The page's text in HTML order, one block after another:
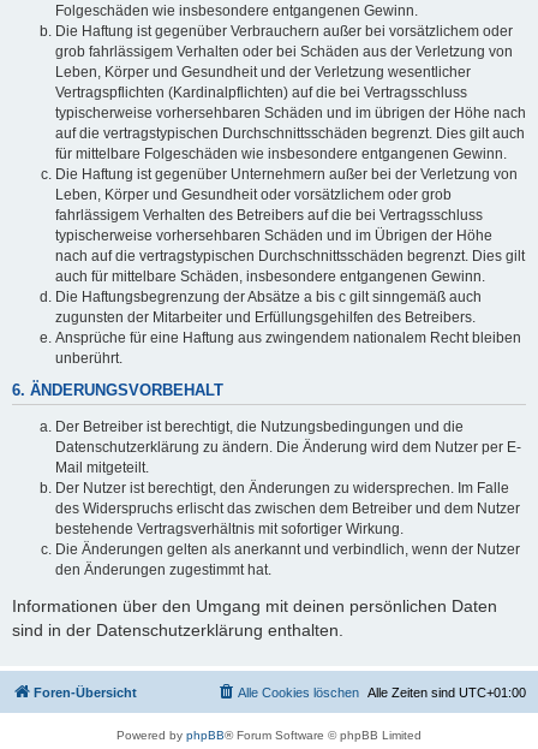
Folgeschäden wie insbesondere entgangenen Gewinn.
Die Haftung ist gegenüber Verbrauchern außer bei vorsätzlichem oder
grob fahrlässigem Verhalten oder bei Schäden aus der Verletzung von
Leben, Körper und Gesundheit und der Verletzung wesentlicher
Vertragspflichten (Kardinalpflichten) auf die bei Vertragsschluss
typischerweise vorhersehbaren Schäden und im übrigen der Höhe nach
auf die vertragstypischen Durchschnittsschäden begrenzt. Dies gilt auch
für mittelbare Folgeschäden wie insbesondere entgangenen Gewinn.
Die Haftung ist gegenüber Unternehmern außer bei der Verletzung von
Leben, Körper und Gesundheit oder vorsätzlichem oder grob
fahrlässigem Verhalten des Betreibers auf die bei Vertragsschluss
typischerweise vorhersehbaren Schäden und im Übrigen der Höhe
nach auf die vertragstypischen Durchschnittsschäden begrenzt. Dies gilt
auch für mittelbare Schäden, insbesondere entgangenen Gewinn.
Die Haftungsbegrenzung der Absätze a bis c gilt sinngemäß auch
zugunsten der Mitarbeiter und Erfüllungsgehilfen des Betreibers.
Ansprüche für eine Haftung aus zwingendem nationalem Recht bleiben
unberührt.
6. ÄNDERUNGSVORBEHALT
Der Betreiber ist berechtigt, die Nutzungsbedingungen und die
Datenschutzerklärung zu ändern. Die Änderung wird dem Nutzer per E-
Mail mitgeteilt.
Der Nutzer ist berechtigt, den Änderungen zu widersprechen. Im Falle
des Widerspruchs erlischt das zwischen dem Betreiber und dem Nutzer
bestehende Vertragsverhältnis mit sofortiger Wirkung.
Die Änderungen gelten als anerkannt und verbindlich, wenn der Nutzer
den Änderungen zugestimmt hat.
Informationen über den Umgang mit deinen persönlichen Daten
sind in der Datenschutzerklärung enthalten.
Foren-Übersicht Alle Zeiten sind UTC+01:00
Alle Cookies löschen
Powered by phpBB® Forum Software © phpBB Limited